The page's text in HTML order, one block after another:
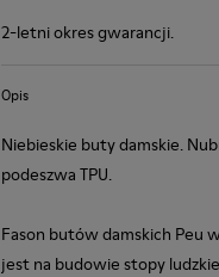
2-letni okres gwarancji.
Opis
Niebieskie buty damskie.
podeszwa TPU.
Fason butów damskich Peu
jest na budowie stopy